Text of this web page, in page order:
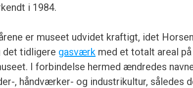
i 1984.
er museet udvidet kraftigt, idet
det tidligere gasværk med et totalt areal
I forbindelse hermed ændredes
, håndværker- og industrikultur, således